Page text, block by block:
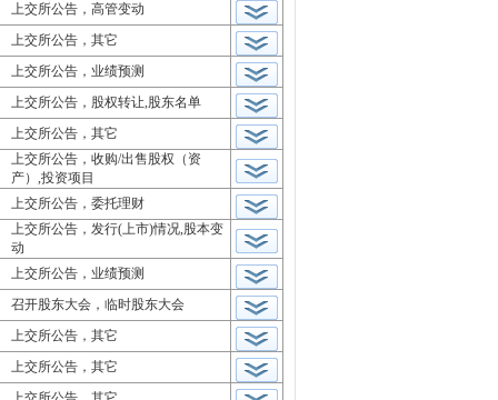
上交所公告，高管变动
上交所公告，其它
上交所公告，业绩预测
上交所公告，股权转让,股东名单
上交所公告，其它
上交所公告，收购/出售股权（资
产）,投资项目
上交所公告，委托理财
上交所公告，发行(上市)情况,股本变
动
上交所公告，业绩预测
召开股东大会，临时股东大会
上交所公告，其它
上交所公告，其它